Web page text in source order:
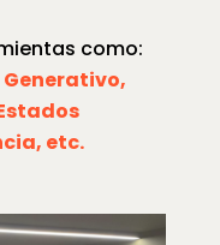
como:
Generativo,
etc.